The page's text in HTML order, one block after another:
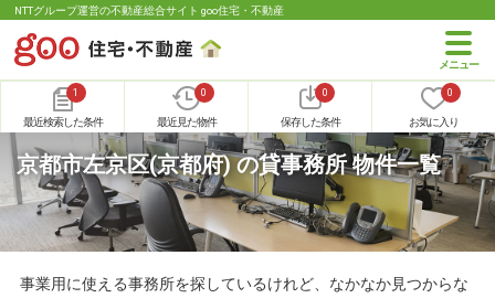
NTTグループ運営の不動産総合サイト goo住宅・不動産
1
最近検索した条件
0
最近見た物件
0
保存した条件
0
お気に入り
京都市左京区(京都府) の貸事務所 物件一覧
事業用に使える事務所を探しているけれど、なかなか見つからな